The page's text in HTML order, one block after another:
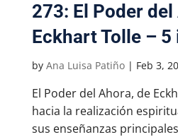
273: El Poder
Eckhart Tolle – 5
by Ana Luisa Patiño| Feb 3,
El Poder del Ahora, de
hacia la realización
sus enseñanzas